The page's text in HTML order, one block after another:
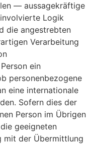
— aussagekräftige
Logik
die angestrebten
Verarbeitung
ein
personenbezogene
eine internationale
Sofern dies der
Person im Übrigen
geeigneten
mit der Übermittlung